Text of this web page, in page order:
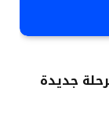
جديدة